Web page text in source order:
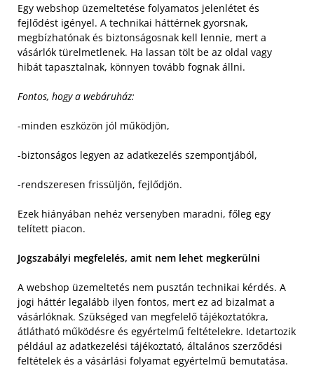
Egy webshop üzemeltetése folyamatos jelenlétet és
fejlődést igényel. A technikai háttérnek gyorsnak,
megbízhatónak és biztonságosnak kell lennie, mert a
vásárlók türelmetlenek. Ha lassan tölt be az oldal vagy
hibát tapasztalnak, könnyen tovább fognak állni.
Fontos, hogy a webáruház:
-minden eszközön jól működjön,
-biztonságos legyen az adatkezelés szempontjából,
-rendszeresen frissüljön, fejlődjön.
Ezek hiányában nehéz versenyben maradni, főleg egy
telített piacon.
Jogszabályi megfelelés, amit nem lehet megkerülni
A webshop üzemeltetés nem pusztán technikai kérdés. A
jogi háttér legalább ilyen fontos, mert ez ad bizalmat a
vásárlóknak. Szükséged van megfelelő tájékoztatókra,
átlátható működésre és egyértelmű feltételekre. Idetartozik
például az adatkezelési tájékoztató, általános szerződési
feltételek és a vásárlási folyamat egyértelmű bemutatása.